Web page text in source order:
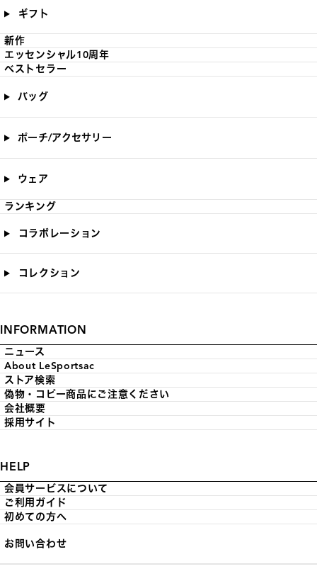
ギフト
新作
エッセンシャル10周年
ベストセラー
バッグ
ポーチ/アクセサリー
ウェア
ランキング
コラボレーション
コレクション
INFORMATION
ニュース
About LeSportsac
ストア検索
偽物・コピー商品にご注意ください
会社概要
採用サイト
HELP
会員サービスについて
ご利用ガイド
初めての方へ
お問い合わせ